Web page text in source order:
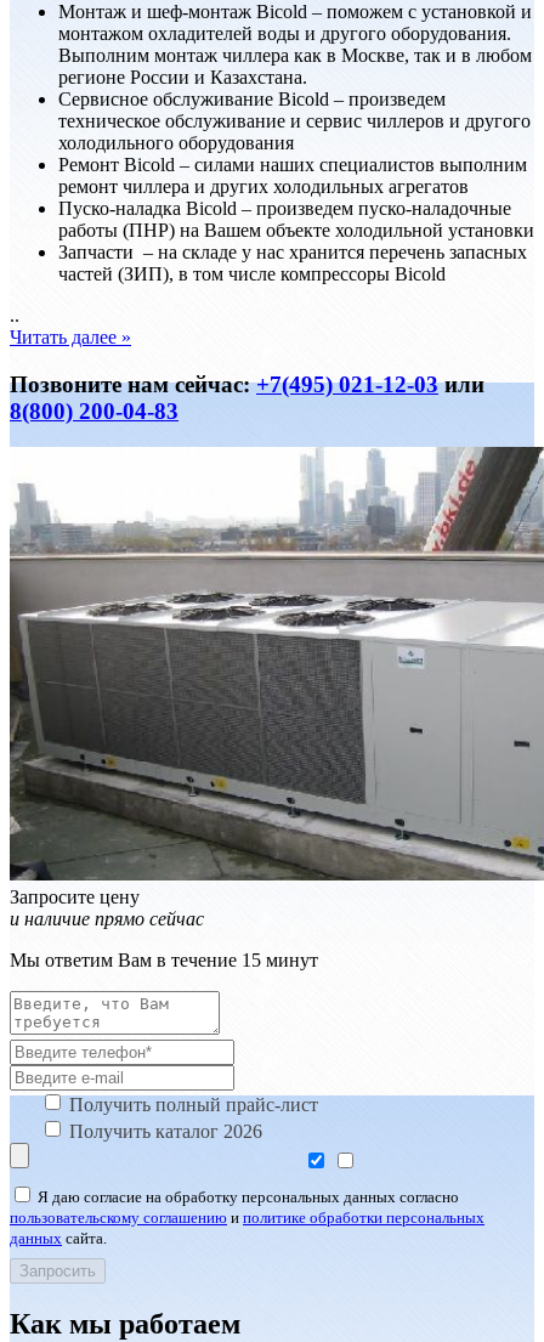
Монтаж и шеф-монтаж Bicold – поможем с установкой и
монтажом охладителей воды и другого оборудования.
Выполним монтаж чиллера как в Москве, так и в любом
регионе России и Казахстана.
Сервисноe обслуживание Bicold – произведем
техническое обслуживание и сервис чиллеров и другого
холодильного оборудования
Ремонт Bicold – силами наших специалистов выполним
ремонт чиллера и других холодильных агрегатов
Пуско-наладка Bicold – произведем пуско-наладочные
работы (ПНР) на Вашем объекте холодильной установки
Запчасти – на складе у нас хранится перечень запасных
частей (ЗИП), в том числе компрессоры Bicold
..
Читать далее »
Позвоните нам сейчас:+7(495) 021-12-03или
8(800) 200-04-83
Запросите цену
и наличие прямо сейчас
Мы ответим Вам в течение 15 минут
Получить полный прайс-лист
Получить каталог 2026
Я даю согласие на обработку персональных данных согласно
пользовательскому соглашению и политике обработки персональных
данных сайта.
Как мы работаем